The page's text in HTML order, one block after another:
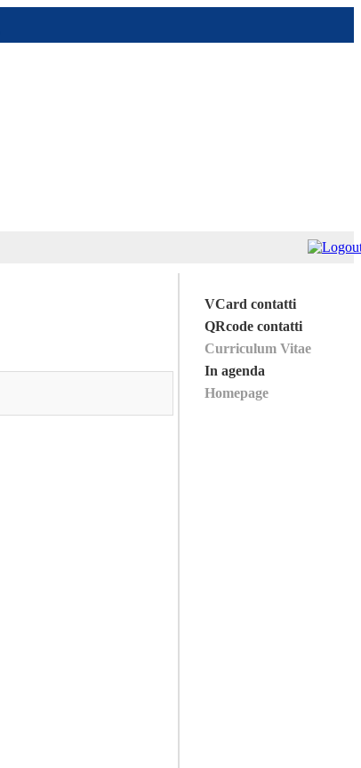
VCard contatti
QRcode contatti
Curriculum Vitae
In agenda
Homepage